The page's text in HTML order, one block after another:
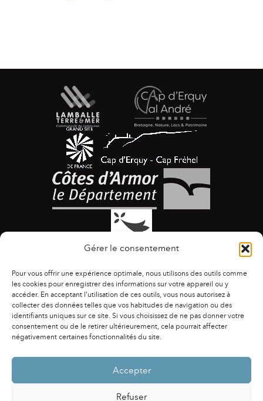
Gérer le consentement
Pour vous offrir une expérience optimale, nous utilisons des outils comme
les cookies pour enregistrer des informations sur votre appareil ou y
accéder. En acceptant l'utilisation de ces outils, vous nous autorisez à
collecter des données telles que vos habitudes de navigation ou des
identifiants uniques sur ce site. Si vous choisissez de ne pas donner votre
consentement ou de le retirer ultérieurement, cela pourrait affecter
négativement certaines fonctionnalités du site.
Accepter
Refuser
ACCESSIBILITÉ | AGENDA | ASSOCIATIONS
|
CONTACTS
PUBLICATIONS | ESPACE PRESSE